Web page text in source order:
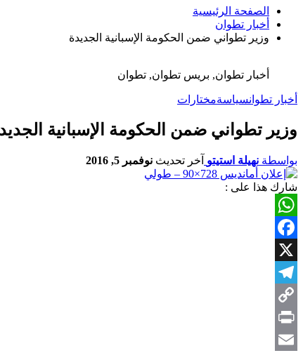
الصفحة الرئيسية
أخبار تطوان
وزير تطواني ضمن الحكومة الإسبانية الجديدة
أخبار تطوان, بريس تطوان, تطوان
أخبار تطوانسياسةمختارات
وزير تطواني ضمن الحكومة الإسبانية
بواسطة نهيلة استيتو آخر تحديث نوفمبر 5, 2016
شارك هذا على :
WhatsApp
Facebook
X
Telegram
Copy
Link
Print